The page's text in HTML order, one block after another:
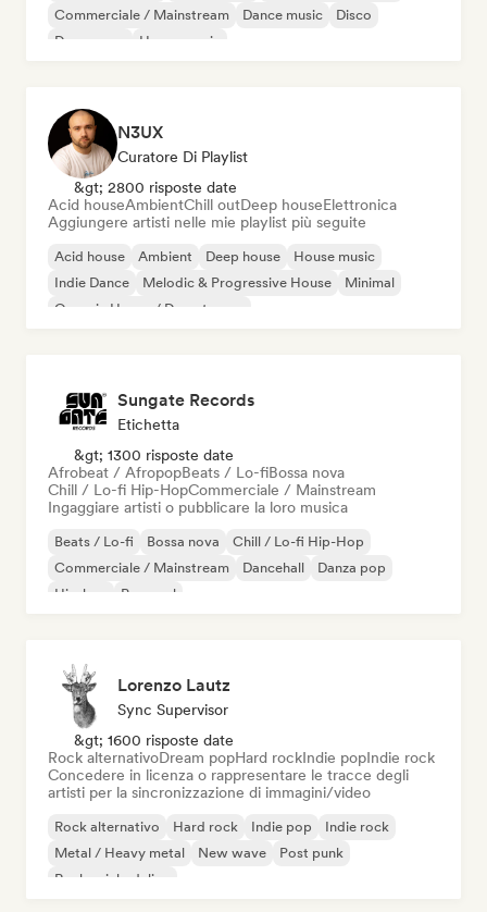
Commerciale / Mainstream Dance music
Disco
Dream pop
House music
N3UX
Curatore Di Playlist
&gt; 2800 risposte date
Acid houseAmbientChill outDeep houseElettronica
Aggiungere artisti nelle mie playlist più seguite
Acid house Ambient Deep house
House music
Indie Dance
Melodic & Progressive House
Minimal
Organic House / Downtempo
Sungate Records
Etichetta
&gt; 1300 risposte date
Afrobeat / AfropopBeats / Lo-fiBossa nova
Chill / Lo-fi Hip-HopCommerciale / Mainstream
Ingaggiare artisti o pubblicare la loro musica
Beats / Lo-fi Bossa nova
Chill / Lo-fi Hip-Hop
Commerciale / Mainstream
Dancehall
Danza pop
Hip-hop
Pop soul
Lorenzo Lautz
Sync Supervisor
&gt; 1600 risposte date
Rock alternativoDream popHard rockIndie popIndie rock
Concedere in licenza o rappresentare le tracce degli
artisti per la sincronizzazione di immagini/video
Rock alternativo Hard rock Indie pop
Indie rock
Metal / Heavy metal
New wave
Post punk
Rock psichedelico